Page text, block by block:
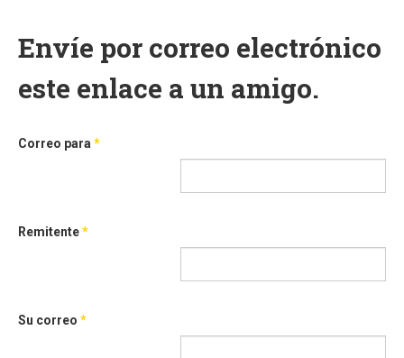
Envíe por correo electrónico
este enlace a un amigo.
Correo para *
Remitente*
Su correo *